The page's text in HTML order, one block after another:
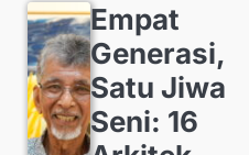
Empat
Generasi,
Satu Jiwa
Seni: 16